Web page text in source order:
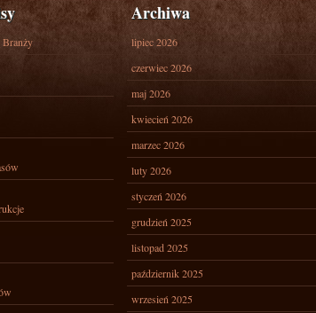
Archiwa
lipiec 2026
czerwiec 2026
maj 2026
kwiecień 2026
marzec 2026
luty 2026
styczeń 2026
grudzień 2025
listopad 2025
październik 2025
wrzesień 2025